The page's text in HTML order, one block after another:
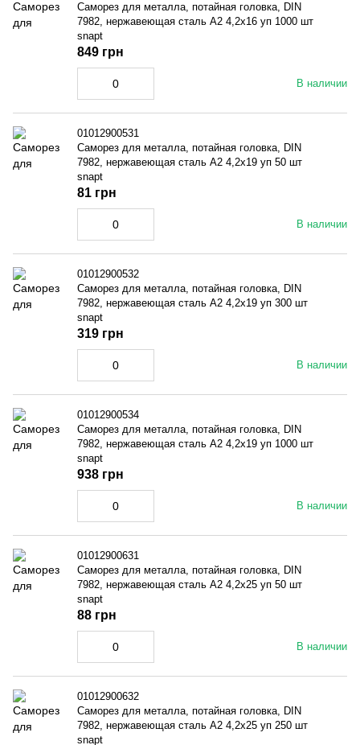
Саморез для металла, потайная головка, DIN
7982, нержавеющая сталь A2 4,2x16 уп 1000 шт
snapt
В наличии
849 грн
01012900531
Саморез для металла, потайная головка, DIN
7982, нержавеющая сталь A2 4,2x19 уп 50 шт
snapt
В наличии
81 грн
01012900532
Саморез для металла, потайная головка, DIN
7982, нержавеющая сталь A2 4,2x19 уп 300 шт
snapt
В наличии
319 грн
01012900534
Саморез для металла, потайная головка, DIN
7982, нержавеющая сталь A2 4,2x19 уп 1000 шт
snapt
В наличии
938 грн
01012900631
Саморез для металла, потайная головка, DIN
7982, нержавеющая сталь A2 4,2x25 уп 50 шт
snapt
В наличии
88 грн
01012900632
Саморез для металла, потайная головка, DIN
7982, нержавеющая сталь A2 4,2x25 уп 250 шт
snapt